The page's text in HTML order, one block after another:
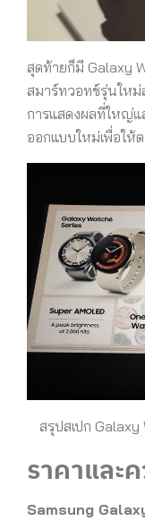
สุดท้ายก็มี Galaxy
สมาร์ทวอทช์รุ่นให
การแสดงผลที่ใหญ่แ
ออกแบบใหม่เพื่อให้
สรุปสเปก
ราคาและ
Samsung